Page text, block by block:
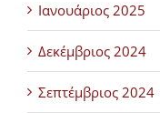
Ιανουάριος 2025
Δεκέμβριος 2024
Σεπτέμβριος 2024